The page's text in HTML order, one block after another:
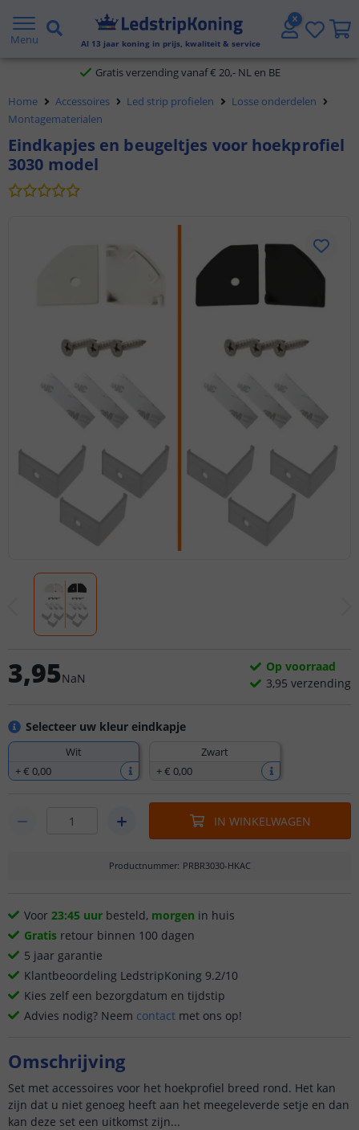
Menu Al 13 jaar koning in prijs, kwaliteit & service
5 jaar garantie
Gratis verzending vanaf € 20,- NL en BE
Klantbeoordeling 9.1
Voor 23:45 uur besteld,morgen in huis
Home Accessoires Led strip profielen
Losse onderdelen
Montagematerialen
Eindkapjes en beugeltjes voor hoekprofiel
3030 model
Selecteer uw kleur eindkapje
Wit
+€ 0,00
Zwart
+€ 0,00
3,95NaN
Op voorraad
3,95 verzending
IN WINKELWAGEN
Productnummer: PRBR3030-HKAC
Voor 23:45 uur besteld, morgen in huis
Gratis retour binnen 100 dagen
5 jaar garantie
Klantbeoordeling LedstripKoning 9.2/10
Kies zelf een bezorgdatum en tijdstip
Advies nodig? Neem contact met ons op!
Omschrijving
Set met accessoires voor het hoekprofiel breed rond. Het kan
zijn dat u niet genoeg heeft aan het meegeleverde setje en dan
kan deze set een uitkomst zijn...